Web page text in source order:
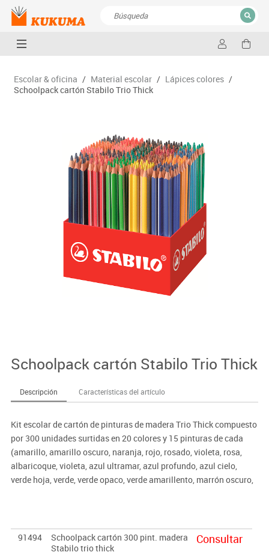
CERRAR
Escolar & oficina / Material escolar / Lápices colores /
Schoolpack cartón Stabilo Trio Thick
Schoolpack cartón Stabilo Trio Thick
Descripción Características del artículo
Kit escolar de cartón de pinturas de madera Trio Thick compuesto
por 300 unidades surtidas en 20 colores y 15 pinturas de cada
(amarillo, amarillo oscuro, naranja, rojo, rosado, violeta, rosa,
albaricoque, violeta, azul ultramar, azul profundo, azul cielo,
verde hoja, verde, verde opaco, verde amarillento, marrón oscuro,
91494
Schoolpack cartón 300 pint. madera
Stabilo trio thick
Consultar